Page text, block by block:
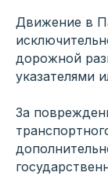
Движение в
дорожной
указателями
За